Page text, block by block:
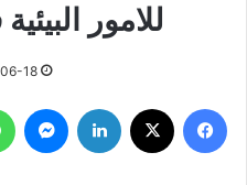
للامور
18
فيسبوك لينكدإن